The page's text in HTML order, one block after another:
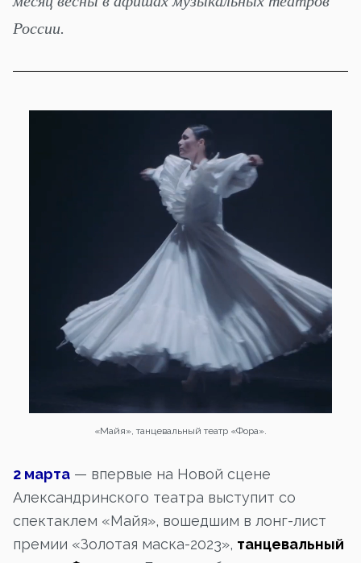
России.
«Майя», танцевальный театр «Фора».
2 марта — впервые на Новой сцене
Александринского театра выступит со
спектаклем «Майя», вошедшим в лонг-лист
премии «Золотая маска-2023», танцевальный